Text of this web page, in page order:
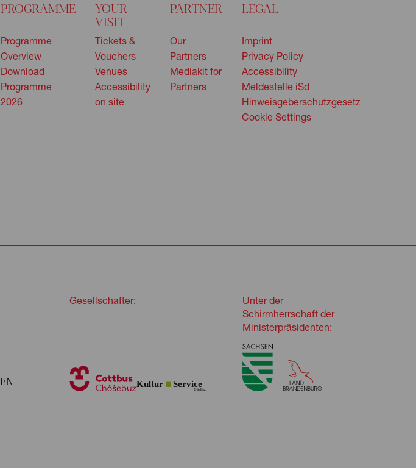
PROGRAMME
Programme
Overview
Download
Programme
2026
YOUR
VISIT
Tickets &
Vouchers
Venues
Accessibility
on site
PARTNER
Our
Partners
Mediakit for
Partners
LEGAL
Imprint
Privacy Policy
Accessibility
Meldestelle iSd
Hinweisgeberschutzgesetz
Cookie Settings
Gesellschafter:
Unter der
Schirmherrschaft der
Ministerpräsidenten: